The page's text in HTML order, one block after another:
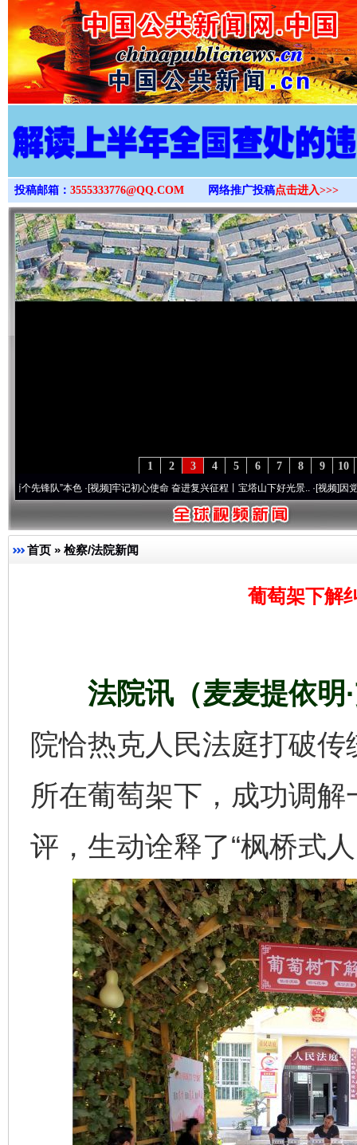
>
投稿邮箱： 3555333776@QQ.COM 网络推广投稿点击进入>>>
10
9
8
7
6
5
4
3
2
1
”本色·[视频]牢记初心使命 奋进复兴征程丨宝塔山下好光景..·[视频]因党而生 为党
首页 » 检察/法院新闻
葡萄架下解
法院讯（麦麦提依明
院恰热克人民法庭打破传
所在葡萄架下，成功调
评，生动诠释了“枫桥式